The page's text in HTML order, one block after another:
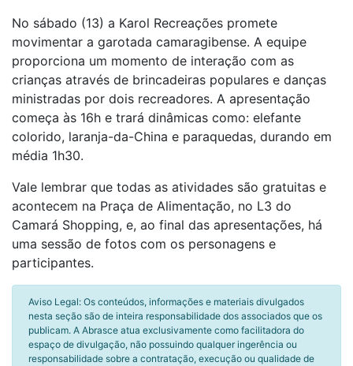
No sábado (13) a Karol Recreações promete
movimentar a garotada camaragibense. A equipe
proporciona um momento de interação com as
crianças através de brincadeiras populares e danças
ministradas por dois recreadores. A apresentação
começa às 16h e trará dinâmicas como: elefante
colorido, laranja-da-China e paraquedas, durando em
média 1h30.
Vale lembrar que todas as atividades são gratuitas e
acontecem na Praça de Alimentação, no L3 do
Camará Shopping, e, ao final das apresentações, há
uma sessão de fotos com os personagens e
participantes.
Aviso Legal: Os conteúdos, informações e materiais divulgados
nesta seção são de inteira responsabilidade dos associados que os
publicam. A Abrasce atua exclusivamente como facilitadora do
espaço de divulgação, não possuindo qualquer ingerência ou
responsabilidade sobre a contratação, execução ou qualidade de